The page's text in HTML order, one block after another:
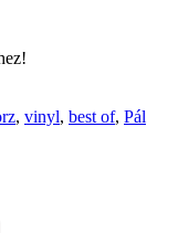
, vinyl, best of, Pál